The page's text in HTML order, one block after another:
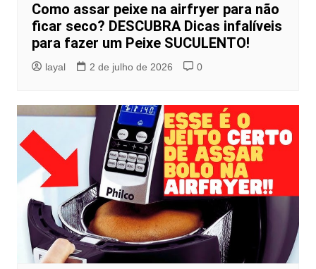
Como assar peixe na airfryer para não
ficar seco? DESCUBRA Dicas infalíveis
para fazer um Peixe SUCULENTO!
layal 2 de julho de 2026 0